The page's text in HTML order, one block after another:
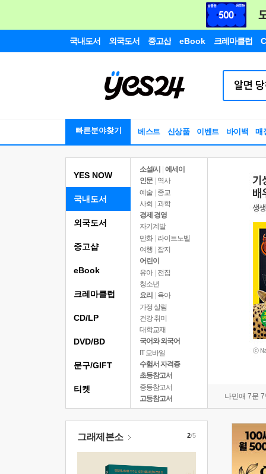
국내도서 외국도서 중고샵 eBook 크레마클럽
빠른분야찾기 베스트 신상품 이벤트 바이백 매
YES NOW
국내도서
소설/시
에세이
인문
역사
예술 | 종교
사회 | 과학
경제 경영
자기계발
만화 | 라이트노벨
여행
잡지
어린이
유아 | 전집
청소년
요리
육아
가정 살림
건강 취미
대학교재
국어와 외국어
IT 모바일
수험서 자격증
초등참고서
중등참고서
고등참고서
나민애 7문
외국도서
중고샵
eBook
크레마클럽
CD/LP
DVD/BD
문구/GIFT
티켓
그래제본소 2/5